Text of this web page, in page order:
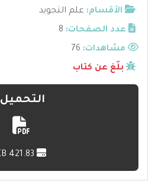
الأقسام: علم التجويد
عدد الصفحات: 8
مشاهدات:
بلّغ عن كتاب
التحميل